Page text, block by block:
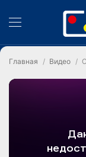
Главная Видео